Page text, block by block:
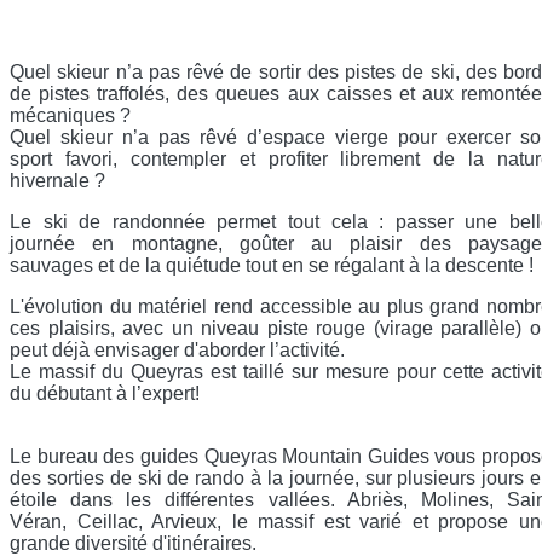
Quel skieur n’a pas rêvé de sortir des pistes de ski, des
de pistes traffolés, des queues aux caisses et aux
mécaniques ?
Quel skieur n’a pas rêvé d’espace vierge pour exercer
sport favori, contempler et profiter librement de la
hivernale ?
Le ski de randonnée permet tout cela : passer une
journée en montagne, goûter au plaisir des
sauvages et de la quiétude tout en se régalant à la descente !
L'évolution du matériel rend accessible au plus grand
ces plaisirs, avec un niveau piste rouge (virage parallèle)
peut déjà envisager d'aborder l’activité.
Le massif du Queyras est taillé sur mesure pour cette
du débutant à l’expert!
Le bureau des guides Queyras Mountain Guides vous
des sorties de ski de rando à la journée, sur plusieurs jours
étoile dans les différentes vallées. Abriès, Molines,
Véran, Ceillac, Arvieux, le massif est varié et propose
grande diversité d'itinéraires.